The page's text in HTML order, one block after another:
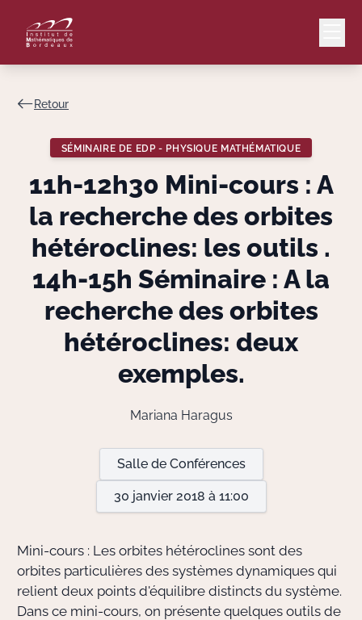
Lang
Le Laboratoire
Recherche
Retour
SÉMINAIRE DE EDP - PHYSIQUE MATHÉMATIQUE
11h-12h30 Mini-cours : A
la recherche des orbites
hétéroclines: les outils .
14h-15h Séminaire : A la
recherche des orbites
hétéroclines: deux
exemples.
Mariana Haragus
Salle de Conférences
30 janvier 2018 à 11:00
Mini-cours : Les orbites hétéroclines sont des
orbites particulières des systèmes dynamiques qui
relient deux points d'équilibre distincts du système.
Dans ce mini-cours, on présente quelques outils de